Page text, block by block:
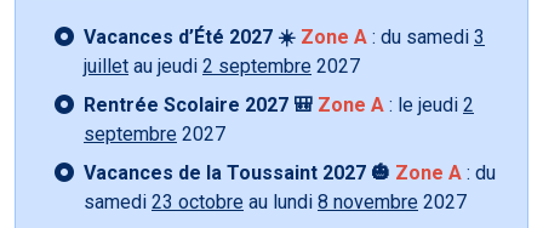
Vacances d’Été 2027 ☀️ Zone A : du samedi 3
juillet au jeudi 2 septembre 2027
Rentrée Scolaire 2027 🎒 Zone A : le jeudi 2
septembre 2027
Vacances de la Toussaint 2027 🎃 Zone A : du
samedi 23 octobre au lundi 8 novembre 2027